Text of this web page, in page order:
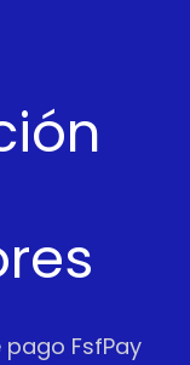
FsfPay